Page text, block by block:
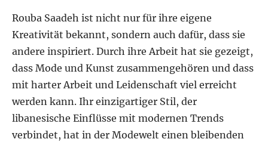
Rouba Saadeh ist nicht nur für ihre eigene
Kreativität bekannt, sondern auch dafür, dass sie
andere inspiriert. Durch ihre Arbeit hat sie gezeigt,
dass Mode und Kunst zusammengehören und dass
mit harter Arbeit und Leidenschaft viel erreicht
werden kann. Ihr einzigartiger Stil, der
libanesische Einflüsse mit modernen Trends
verbindet, hat in der Modewelt einen bleibenden